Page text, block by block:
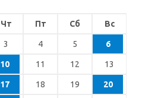
Чт Пт Сб Вс
3 4 5 6
10 11 12 13
17 18 19 20